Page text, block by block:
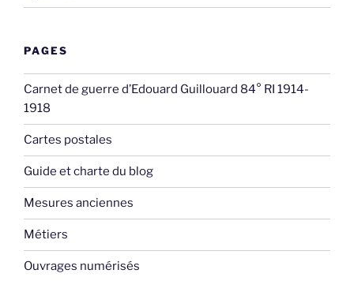
PAGES
Carnet de guerre d’Edouard Guillouard 84° RI 1914-
1918
Cartes postales
Guide et charte du blog
Mesures anciennes
Métiers
Ouvrages numérisés